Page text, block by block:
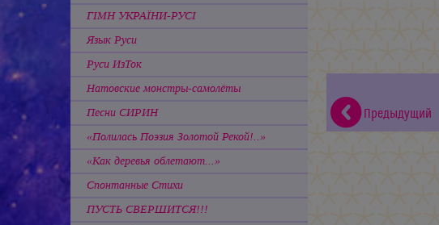
ГIМН УКРАЇНИ-РУСІ
Язык Руси
Руси ИзТок
Натовские монстры-самолёты
Песни СИРИН
«Полилась Поэзия Золотой Рекой!..»
«Как деревья облетают...»
Спонтанные Стихи
ПУСТЬ СВЕРШИТСЯ!!!
Предыдущий